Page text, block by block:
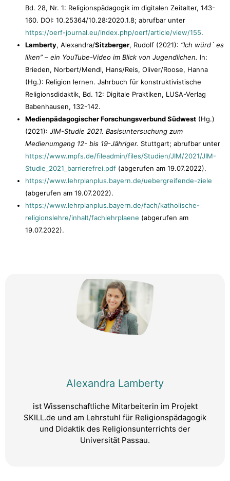
Bd. 28, Nr. 1: Religionspädagogik im digitalen Zeitalter, 143-
160. DOI: 10.25364/10.28:2020.1.8; abrufbar unter
https://oerf-journal.eu/index.php/oerf/article/view/155.
Lamberty, Alexandra/Sitzberger, Rudolf (2021): “Ich würd´ es
liken” – ein YouTube-Video im Blick von Jugendlichen. In:
Brieden, Norbert/Mendl, Hans/Reis, Oliver/Roose, Hanna
(Hg.): Religion lernen. Jahrbuch für konstruktivistische
Religionsdidaktik, Bd. 12: Digitale Praktiken, LUSA-Verlag
Babenhausen, 132-142.
Medienpädagogischer Forschungsverbund Südwest (Hg.)
(2021): JIM-Studie 2021. Basisuntersuchung zum
Medienumgang 12- bis 19-Jähriger. Stuttgart; abrufbar unter
https://www.mpfs.de/fileadmin/files/Studien/JIM/2021/JIM-
Studie_2021_barrierefrei.pdf (abgerufen am 19.07.2022).
https://www.lehrplanplus.bayern.de/uebergreifende-ziele
(abgerufen am 19.07.2022).
https://www.lehrplanplus.bayern.de/fach/katholische-
religionslehre/inhalt/fachlehrplaene (abgerufen am
19.07.2022).
Alexandra Lamberty
ist Wissenschaftliche Mitarbeiterin im Projekt
SKILL.de und am Lehrstuhl für Religionspädagogik
und Didaktik des Religionsunterrichts der
Universität Passau.